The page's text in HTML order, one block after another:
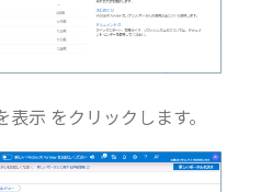
示 をクリックします。